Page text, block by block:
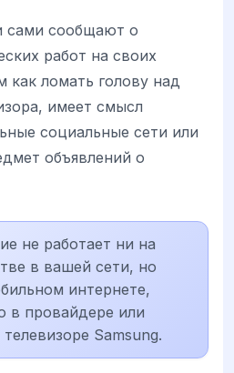
сами сообщают о
работ на своих
как ломать голову над
имеет смысл
социальные сети или
объявлений о
не работает ни на
в вашей сети, но
интернете,
в провайдере или
Samsung.